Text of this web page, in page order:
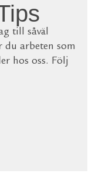
till såväl
du arbeten som
hos oss. Följ